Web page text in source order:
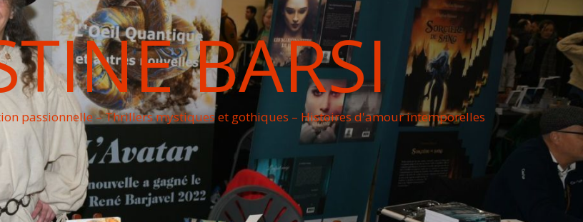
BARSI
passionnelle – Thrillers mystiques et gothiques – Histoires d'amour intemporelles